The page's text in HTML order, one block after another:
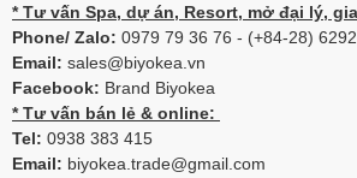
* Tư vấn Spa, dự án, Resort, mở đại lý,
Phone/ Zalo: 0979 79 36 76 - (+84-28)
Email: sales@biyokea.vn
Facebook: Brand Biyokea
* Tư vấn bán lẻ & online:
Tel: 0938 383 415
Email: biyokea.trade@gmail.com